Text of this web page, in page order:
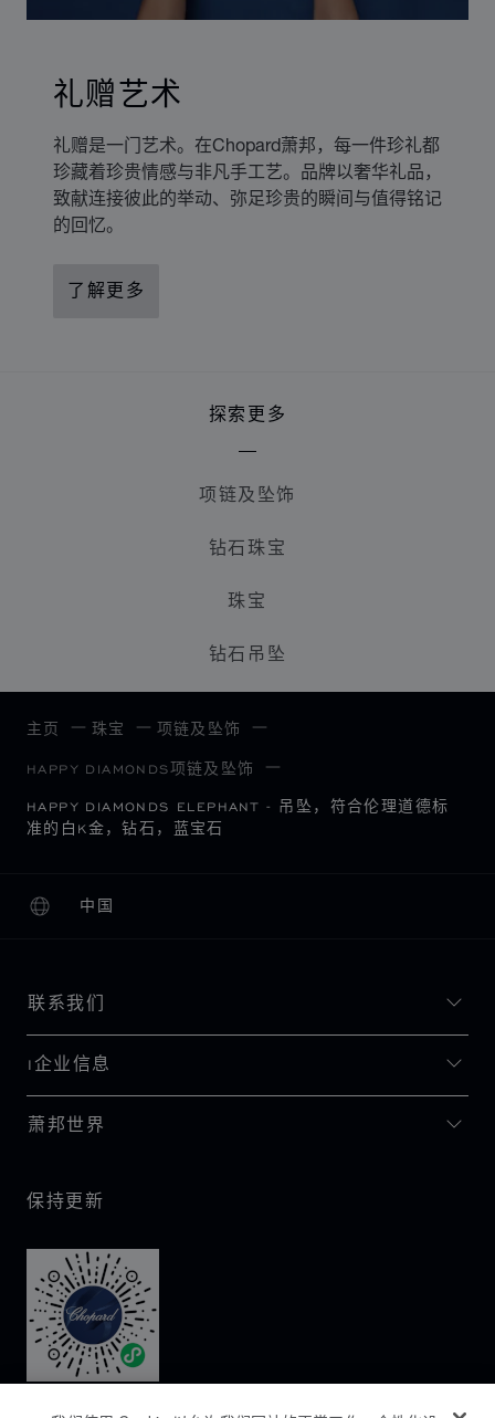
礼赠艺术
礼赠是一门艺术。在Chopard萧邦，每一件珍礼都
珍藏着珍贵情感与非凡手工艺。品牌以奢华礼品，
致献连接彼此的举动、弥足珍贵的瞬间与值得铭记
的回忆。
了解更多
探索更多
项链及坠饰
钻石珠宝
珠宝
钻石吊坠
主页 珠宝 项链及坠饰
HAPPY DIAMONDS项链及坠饰
HAPPY DIAMONDS ELEPHANT - 吊坠，符合伦理道德标
准的白K金，钻石，蓝宝石
中国
本地化（更改国家/地区）
更改国家/地区
联系我们
I企业信息
萧邦世界
保持更新